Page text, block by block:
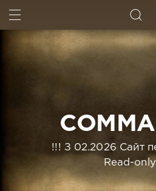
!!! З 02.2026 Сайт
Read-